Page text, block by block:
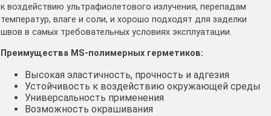
к воздействию ультрафиолетового излучения, перепадам
температур, влаге и соли, и хорошо подходят для заделки
швов в самых требовательных условиях эксплуатации․
Преимущества MS-полимерных герметиков:
Высокая эластичность, прочность и адгезия
Устойчивость к воздействию окружающей среды
Универсальность применения
Возможность окрашивания